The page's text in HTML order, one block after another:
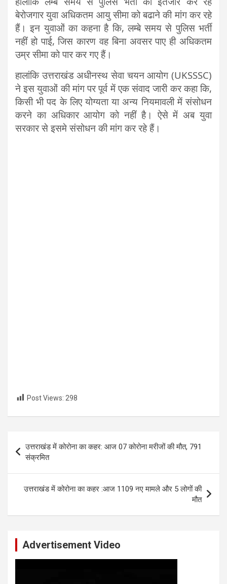
बेरोजगार युवा अधिकतम आयु सीमा को बढाने की मांग कर रहे
हैं। इन युवाओं का कहना है कि, लम्बे समय से पुलिस भर्ती
नहीं हो पाई, जिस कारण वह बिना अवसर पाए ही अधिकतम
उम्र सीमा को पार कर गए हैं।
हालांकि उत्तराखंड अधीनस्थ सेवा चयन आयोग (UKSSSC)
ने इस युवाओं की मांग पर पूर्व में एक संवाद जारी कर कहा कि,
किसी भी पद के लिए योग्यता या अन्य नियमावली में संसोधन
करने का अधिकार आयोग को नहीं है। ऐसे में अब युवा
सरकार से इसमे संसोधन की मांग कर रहे हैं।
Post Views: 298
navigation
उत्तराखंड में कोरोना का कहर: आज 07 कोरोना मरीजों की मौत, 791
संक्रमित
उत्तराखंड में कोरोना का कहर :आज 1109 नए मामले और 5 लोगों की
मौत
Advertisement Video